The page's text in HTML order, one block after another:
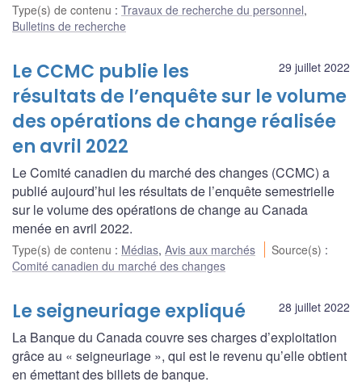
Type(s) de contenu : Travaux de recherche du personnel,
Bulletins de recherche
29 juillet 2022
Le CCMC publie les
résultats de l’enquête sur le volume
des opérations de change réalisée
en avril 2022
Le Comité canadien du marché des changes (CCMC) a
publié aujourd’hui les résultats de l’enquête semestrielle
sur le volume des opérations de change au Canada
menée en avril 2022.
Type(s) de contenu : Médias, Avis aux marchés Source(s) :
Comité canadien du marché des changes
28 juillet 2022
Le seigneuriage expliqué
La Banque du Canada couvre ses charges d’exploitation
grâce au « seigneuriage », qui est le revenu qu’elle obtient
en émettant des billets de banque.